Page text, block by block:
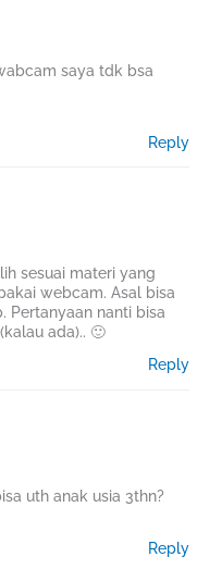
saya tdk bsa
Reply
sesuai materi yang
webcam. Asal bisa
Pertanyaan nanti bisa
ada).. 🙂
Reply
uth anak usia 3thn?
Reply